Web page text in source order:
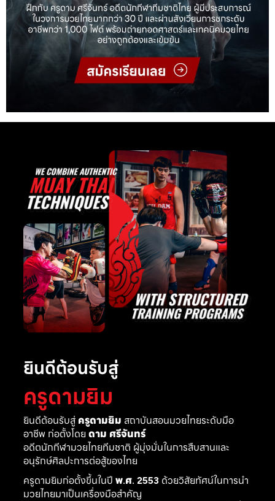
ยินดีต้อนรับสู่
ครูดามยิม
ยินดีต้อนรับสู่ ครูดามยิม สถาบันสอนมวยไทยระดับมือ
อาชีพ ก่อตั้งโดย ดาม ศรีจันทร์
อดีตนักกีฬามวยไทยทีมชาติ ผู้มุ่งมั่นในการสืบสานและ
อนุรักษ์ศิลปะการต่อสู้ของไทย
ครูดามยิมก่อตั้งขึ้นในปี พ.ศ. 2553ด้วยวิสัยทัศน์ในการนำ
มวยไทยมาเป็นเครื่องมือสำคัญ